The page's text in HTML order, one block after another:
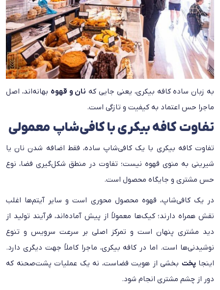
به زبان ساده کافه بیکری، یعنی جایی که نان و قهوه بهانه‌اند، اصل
ماجرا حس اعتماد به کیفیت و تازگی است.
تفاوت کافه بیکری با کافی‌شاپ معمولی
تفاوت کافه بیکری با یک کافی‌شاپ ساده، فقط اضافه شدن نان یا
شیرینی به منوی قهوه نیست؛ تفاوت در منطق شکل‌گیری فضا، نوع
حس مشتری و جایگاه محصول است.
در یک کافی‌شاپ، قهوه محصول محوری است و سایر آیتم‌ها اغلب
نقش همراه دارند؛ کیک‌ها معمولاً از پیش آماده‌اند، فرآیند تولید از
دید مشتری پنهان است و تمرکز اصلی بر سرعت سرویس و تنوع
نوشیدنی‌ها است. اما در کافه بیکری، ماجرا کاملاً جهت دیگری دارد.
اینجاپخت بخشی از هویت فضاست، نه یک عملیات پشت‌صحنه که
دور از چشم مشتری انجام شود.